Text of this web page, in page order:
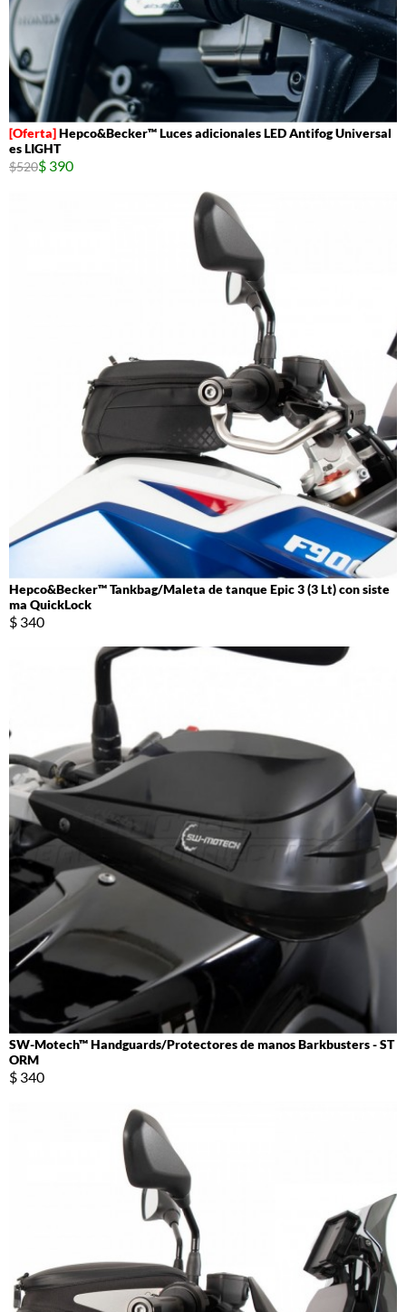
Hepco&Becker™ Luces adicionales LED Antifog Universal
es LIGHT
$520$ 390
Hepco&Becker™ Tankbag/Maleta de tanque Epic 3 (3 Lt) con siste
ma QuickLock
$ 340
SW-Motech™ Handguards/Protectores de manos Barkbusters - ST
ORM
$ 340